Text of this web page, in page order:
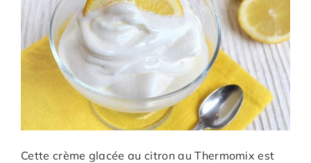
Cette crème glacée au citron au Thermomix est